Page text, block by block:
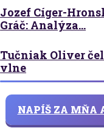
Jozef Cíger-
Gráč: Analýza...
Tučniak Oliver
vlne
NAPÍŠ ZA MŇA